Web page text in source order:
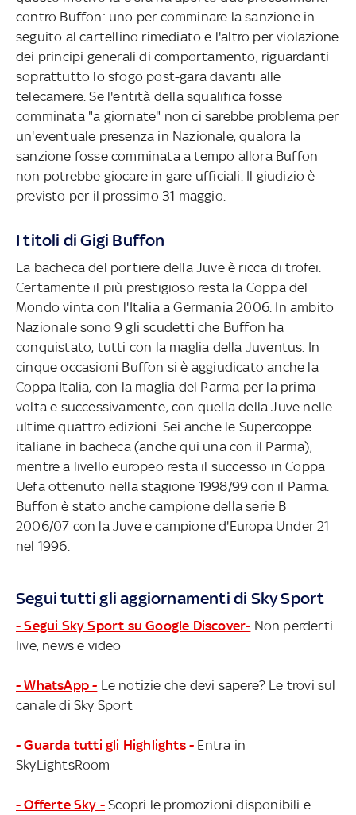
contro Buffon: uno per comminare la sanzione in
seguito al cartellino rimediato e l'altro per violazione
dei principi generali di comportamento, riguardanti
soprattutto lo sfogo post-gara davanti alle
telecamere. Se l'entità della squalifica fosse
comminata "a giornate" non ci sarebbe problema per
un'eventuale presenza in Nazionale, qualora la
sanzione fosse comminata a tempo allora Buffon
non potrebbe giocare in gare ufficiali. Il giudizio è
previsto per il prossimo 31 maggio.
I titoli di Gigi Buffon
La bacheca del portiere della Juve è ricca di trofei.
Certamente il più prestigioso resta la Coppa del
Mondo vinta con l'Italia a Germania 2006. In ambito
Nazionale sono 9 gli scudetti che Buffon ha
conquistato, tutti con la maglia della Juventus. In
cinque occasioni Buffon si è aggiudicato anche la
Coppa Italia, con la maglia del Parma per la prima
volta e successivamente, con quella della Juve nelle
ultime quattro edizioni. Sei anche le Supercoppe
italiane in bacheca (anche qui una con il Parma),
mentre a livello europeo resta il successo in Coppa
Uefa ottenuto nella stagione 1998/99 con il Parma.
Buffon è stato anche campione della serie B
2006/07 con la Juve e campione d'Europa Under 21
nel 1996.
Segui tutti gli aggiornamenti di Sky Sport
- Segui Sky Sport su Google Discover- Non perderti
live, news e video
- WhatsApp - Le notizie che devi sapere? Le trovi sul
canale di Sky Sport
- Guarda tutti gli Highlights - Entra in
SkyLightsRoom
- Offerte Sky - Scopri le promozioni disponibili e